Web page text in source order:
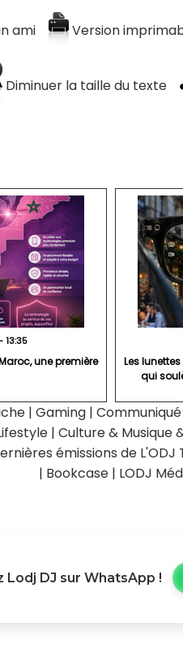
ami Version
Diminuer la taille du texte
13:35
une première
Les
qui
| Gaming |
| Culture & Musique
émissions de L'ODJ
| Bookcase | LODJ
Lodj DJ sur WhatsApp !